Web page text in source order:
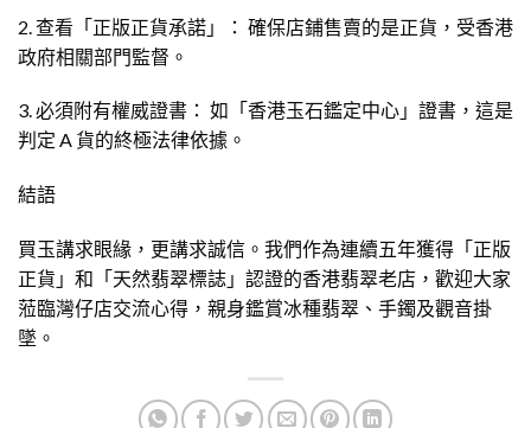
2. 查看「正版正貨承諾」： 確保店鋪售賣的是正貨，受香港
政府相關部門監督。
3. 必須附有權威證書： 如「香港玉石鑑定中心」證書，這是
判定 A 貨的終極法律依據。
結語
買玉講求眼緣，更講求誠信。我們作為連續五年獲得「正版
正貨」和「天然翡翠標誌」認證的香港翡翠老店，歡迎大家
蒞臨灣仔店交流心得，親身鑑賞冰種翡翠、手鐲及觀音掛
墜。